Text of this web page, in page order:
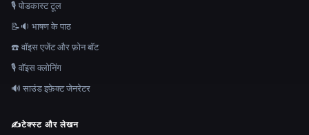
🎙️ पोडकास्ट टूल
📝🔉 भाषण के पाठ
☎️ वॉइस एजेंट और फ़ोन बॉट
🎙️ वॉइस क्लोनिंग
🔊 साउंड इफ़ेक्ट जेनरेटर
✍️टेक्स्ट और लेखन